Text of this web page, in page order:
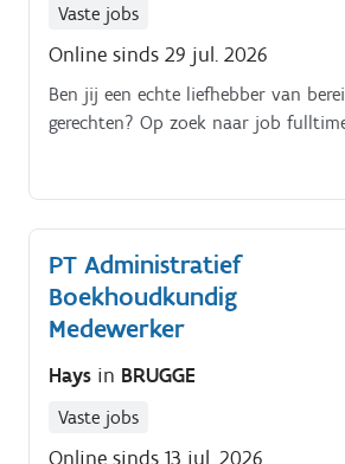
Vaste jobs
Online sinds 29 jul. 2026
Ben jij een echte liefhebber van
gerechten? Op zoek naar job
PT Administratief
Boekhoudkundig
Medewerker
Hays in BRUGGE
Vaste jobs
Online sinds 13 jul. 2026